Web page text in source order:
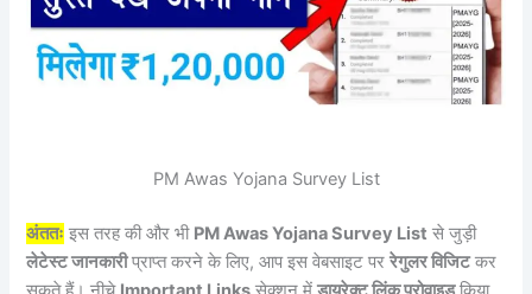
PM Awas Yojana Survey List
अंततः इस तरह की और भी PM Awas Yojana Survey List से जुड़ी
लेटेस्ट जानकारीप्राप्त करने के लिए, आप इस वेबसाइट पररेगुलर विजिटकर